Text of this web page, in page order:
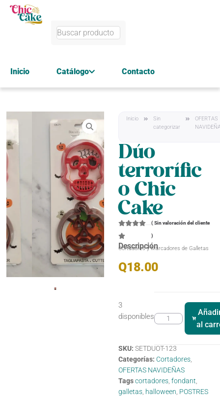
Inicio Catálogo Contacto
Inicio
Sin
categorizar
OFERTAS
Dúo
terrorífic
o Chic
Cake
(Sin valoración del cliente
)
Descripción
Cortadores y Marcadores de Galletas
Q18.00
3
disponibles
al
SKU:SETDUOT-123
Categorías: Cortadores
OFERTAS NAVIDEÑAS
Tagscortadores ,fondant
galletas halloween POSTRES